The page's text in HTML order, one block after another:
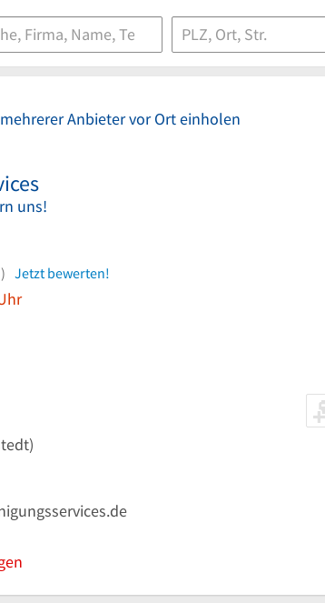
Anbieter vor Ort einholen
uns!
Jetzt bewerten!